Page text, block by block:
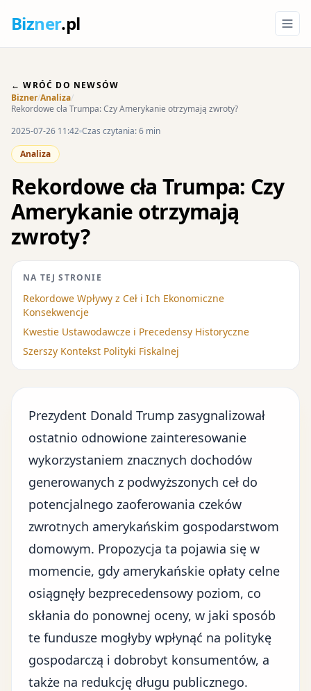
Bizner.pl
← WRÓĆ DO NEWSÓW
Bizner/Analiza/
Rekordowe cła Trumpa: Czy Amerykanie otrzymają zwroty?
2025-07-26 11:42 Czas czytania: 6 min
Analiza
Rekordowe cła Trumpa: Czy
Amerykanie otrzymają
zwroty?
NA TEJ STRONIE
Rekordowe Wpływy z Ceł i Ich Ekonomiczne
Konsekwencje
Kwestie Ustawodawcze i Precedensy Historyczne
Szerszy Kontekst Polityki Fiskalnej
Prezydent Donald Trump zasygnalizował
ostatnio odnowione zainteresowanie
wykorzystaniem znacznych dochodów
generowanych z podwyższonych ceł do
potencjalnego zaoferowania czeków
zwrotnych amerykańskim gospodarstwom
domowym. Propozycja ta pojawia się w
momencie, gdy amerykańskie opłaty celne
osiągnęły bezprecedensowy poziom, co
skłania do ponownej oceny, w jaki sposób
te fundusze mogłyby wpłynąć na politykę
gospodarczą i dobrobyt konsumentów, a
także na redukcję długu publicznego.